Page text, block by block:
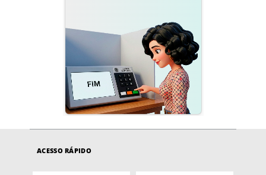
ACESSO RÁPIDO